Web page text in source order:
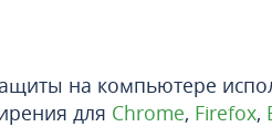
на компьютере
для Chrome, Firefox,